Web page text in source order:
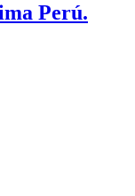
Perú.